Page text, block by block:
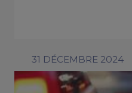
31 DÉCEMBRE 2024